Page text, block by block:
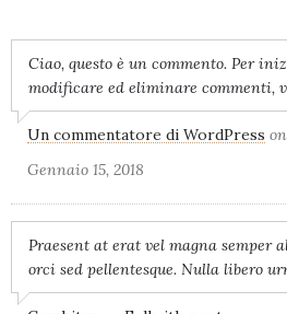
Ciao, questo è un commento. Per
modificare ed eliminare commenti,
Un commentatore di WordPress on
Gennaio 15, 2018
Praesent at erat vel magna semper
orci sed pellentesque. Nulla libero